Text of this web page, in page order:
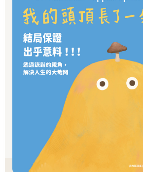
化國家的人民，大概百分之九十的人生都
研究焦點放在對我們健康如此重要的生活
我們的家是氣候最極端的區域
若在課堂上問學生，地球上氣候最瘋狂
可能聽到北極、亞馬遜地區或戈壁大沙漠
到，我們在自己家裡創造出來的氣候，在
假設在一個冷得什麼都會碎掉的冬日早
下二十度，我們開窗透氣十五分鐘。接著
室內溫度控制在舒適的二十五度。我可想
方，可以在這麼短的時間內，達到四十五
再舉一個例子。在這麼有衝擊性的開窗
團聚桌旁開始吃早餐。麵包屑掉在桌子上
醬，然後一坨奶油掉到地板上，另一邊也
一家之主下令將殘局收拾乾淨：用熱水，